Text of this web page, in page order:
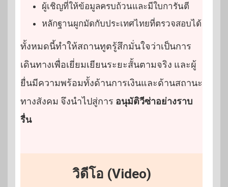
ผู้เชิญที่ให้ข้อมูลครบถ้วนและมีใบการันตี
หลักฐานผูกมัดกับประเทศไทยที่ตรวจสอบได้
ทั้งหมดนี้ทำให้สถานทูตรู้สึกมั่นใจว่าเป็นการ
เดินทางเพื่อเยี่ยมเยียนระยะสั้นตามจริง และผู้
ยื่นมีความพร้อมทั้งด้านการเงินและด้านสถานะ
ทางสังคม จึงนำไปสู่การ อนุมัติวีซ่าอย่างราบ
รื่น
วิดีโอ (Video)